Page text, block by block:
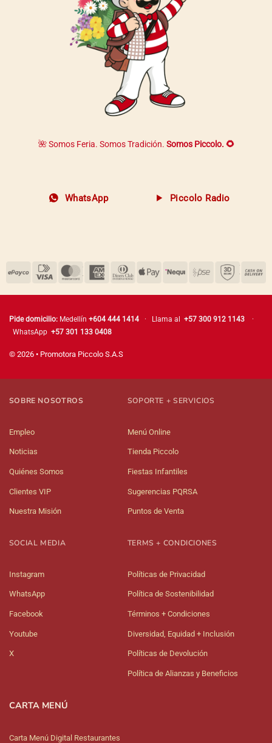
🌺 Somos Feria. Somos Tradición. Somos Piccolo. 🌻
WhatsApp Piccolo Radio
Pide domicilio: Medellín +604 444 1414 · Llama al +57 300 912 1143
·
WhatsApp +57 301 133 0408
© 2026 • Promotora Piccolo S.A.S
SOBRE NOSOTROS
Empleo
Noticias
Quiénes Somos
Clientes VIP
Nuestra Misión
SOPORTE + SERVICIOS
Menú Online
Tienda Piccolo
Fiestas Infantiles
Sugerencias PQRSA
Puntos de Venta
SOCIAL MEDIA
Instagram
WhatsApp
Facebook
Youtube
X
TERMS + CONDICIONES
Políticas de Privacidad
Política de Sostenibilidad
Términos + Condiciones
Diversidad, Equidad + Inclusión
Políticas de Devolución
Política de Alianzas y Beneficios
CARTA MENÚ
Carta Menú Digital Restaurantes